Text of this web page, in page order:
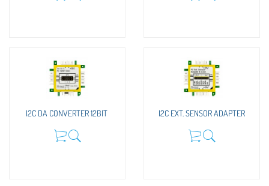
I2C DA CONVERTER 12BIT I2C EXT. SENSOR ADAPTER